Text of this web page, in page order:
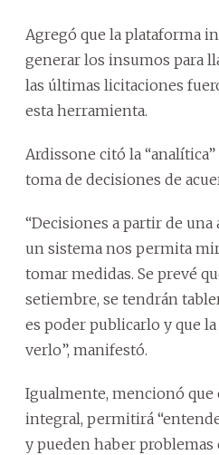
Agregó que la plataforma
generar los insumos para
las últimas licitaciones
esta herramienta.
Ardissone citó la
toma de decisiones de
“Decisiones a partir de una
un sistema nos permita
tomar medidas. Se prevé
setiembre, se tendrán
es poder publicarlo y que
verlo”, manifestó.
Igualmente, mencionó que
integral, permitirá
y pueden haber